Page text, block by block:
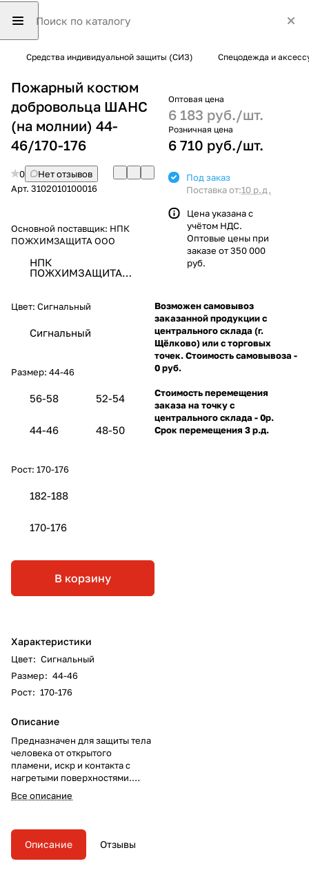
Средства индивидуальной защиты (СИЗ) Спецодежда и
Пожарный костюм
добровольца ШАНС
(на молнии) 44-
46/170-176
0
Нет отзывов
Арт. 3102010100016
Основной поставщик: НПК
ПОЖХИМЗАЩИТА ООО
НПК
ПОЖХИМЗАЩИТА
Цвет: Сигнальный
Сигнальный
Размер: 44-46
56-58 52-54
44-46 48-50
Рост: 170-176
182-188
170-176
В корзину
Характеристики
Цвет: Сигнальный
Размер: 44-46
Рост: 170-176
Описание
Предназначен для защиты тела
человека от открытого
пламени, искр и контакта с
нагретыми поверхностями.
Является средством
многократного использования.
Все описание
Оптовая цена
6 183 руб./шт.
Розничная цена
6 710 руб./шт.
Под заказ
Поставка от:10 р.д.
Цена указана с
учётом НДС.
Оптовые цены при
заказе от 350 000
руб.
Возможен самовывоз
заказанной продукции с
центрального склада (г.
Щёлково) или с торговых
точек. Стоимость самовывоза -
0 руб.
Стоимость перемещения
заказа на точку с
центрального склада - 0р.
Срок перемещения 3 р.д.
Описание Отзывы